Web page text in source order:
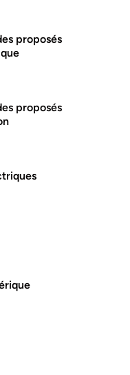
proposés
proposés